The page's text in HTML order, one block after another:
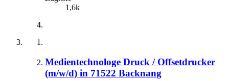
1,6k
Medientechnologe Druck / Offsetdrucker
(m/w/d) in 71522 Backnang